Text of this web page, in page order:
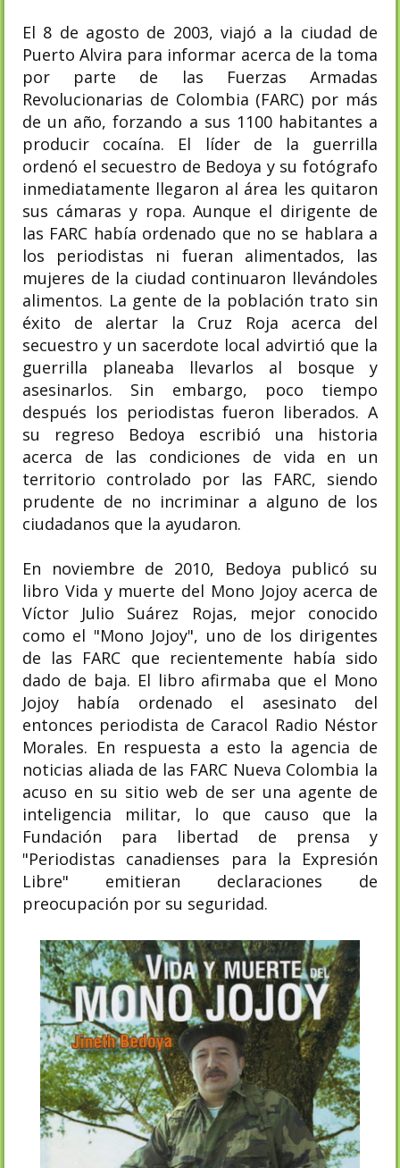
El 8 de agosto de 2003, viajó a la ciudad de
Puerto Alvira para informar acerca de la toma
por parte de las Fuerzas Armadas
Revolucionarias de Colombia (FARC) por más
de un año, forzando a sus 1100 habitantes a
producir cocaína. El líder de la guerrilla
ordenó el secuestro de Bedoya y su fotógrafo
inmediatamente llegaron al área les quitaron
sus cámaras y ropa. Aunque el dirigente de
las FARC había ordenado que no se hablara a
los periodistas ni fueran alimentados, las
mujeres de la ciudad continuaron llevándoles
alimentos. La gente de la población trato sin
éxito de alertar la Cruz Roja acerca del
secuestro y un sacerdote local advirtió que la
guerrilla planeaba llevarlos al bosque y
asesinarlos. Sin embargo, poco tiempo
después los periodistas fueron liberados. A
su regreso Bedoya escribió una historia
acerca de las condiciones de vida en un
territorio controlado por las FARC, siendo
prudente de no incriminar a alguno de los
ciudadanos que la ayudaron.
En noviembre de 2010, Bedoya publicó su
libro Vida y muerte del Mono Jojoy acerca de
Víctor Julio Suárez Rojas, mejor conocido
como el "Mono Jojoy", uno de los dirigentes
de las FARC que recientemente había sido
dado de baja. El libro afirmaba que el Mono
Jojoy había ordenado el asesinato del
entonces periodista de Caracol Radio Néstor
Morales. En respuesta a esto la agencia de
noticias aliada de las FARC Nueva Colombia la
acuso en su sitio web de ser una agente de
inteligencia militar, lo que causo que la
Fundación para libertad de prensa y
"Periodistas canadienses para la Expresión
Libre" emitieran declaraciones de
preocupación por su seguridad.